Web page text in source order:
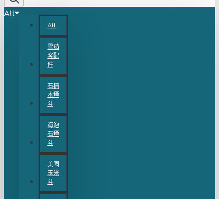
All
All
雪茄
客配
件
石楠
木煙
斗
海泡
石煙
斗
美國
玉米
斗